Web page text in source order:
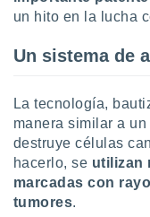
se
ni para
o
aunque
no
un hito en la lucha
Un sistema de
La tecnología,
manera similar a
destruye células
hacerlo, se utilizan
marcadas con
tumores.